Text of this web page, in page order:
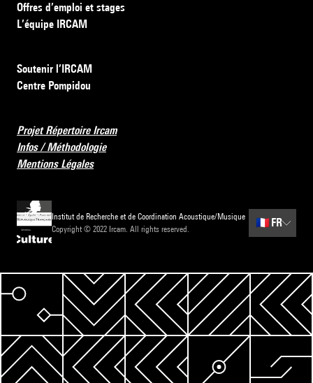
Offres d’emploi et stages
L’équipe IRCAM
Soutenir l’IRCAM
Centre Pompidou
Projet Répertoire Ircam
Infos / Méthodologie
Mentions Légales
Institut de Recherche et de Coordination Acoustique/Musique
Copyright © 2022 Ircam. All rights reserved.
🇫🇷 FR